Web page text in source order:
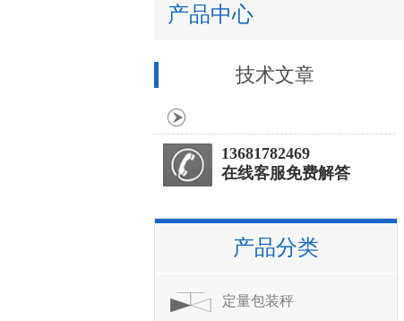
产品中心
技术文章
13681782469
在线客服免费解答
产品分类
定量包装秤